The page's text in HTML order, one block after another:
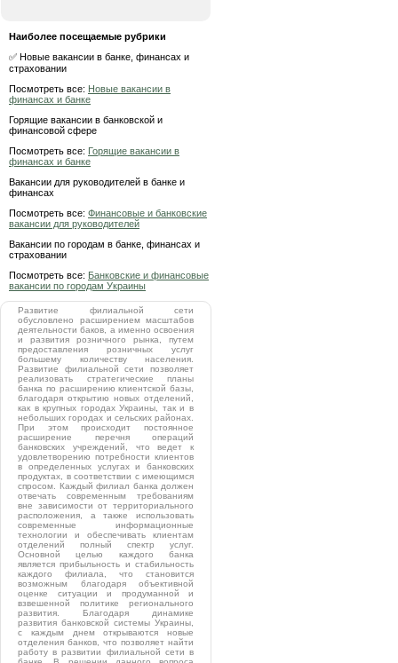
Наиболее посещаемые рубрики
✅ Новые вакансии в банке, финансах и
страховании
Посмотреть все: Новые вакансии в
финансах и банке
Горящие вакансии в банковской и
финансовой сфере
Посмотреть все: Горящие вакансии в
финансах и банке
Вакансии для руководителей в банке и
финансах
Посмотреть все: Финансовые и банковские
вакансии для руководителей
Вакансии по городам в банке, финансах и
страховании
Посмотреть все: Банковские и финансовые
вакансии по городам Украины
Развитие филиальной сети
обусловлено расширением масштабов
деятельности баков, а именно освоения
и развития розничного рынка, путем
предоставления розничных услуг
большему количеству населения.
Развитие филиальной сети позволяет
реализовать стратегические планы
банка по расширению клиентской базы,
благодаря открытию новых отделений,
как в крупных городах Украины, так и в
небольших городах и сельских районах.
При этом происходит постоянное
расширение перечня операций
банковских учреждений, что ведет к
удовлетворению потребности клиентов
в определенных услугах и банковских
продуктах, в соответствии с имеющимся
спросом. Каждый филиал банка должен
отвечать современным требованиям
вне зависимости от территориального
расположения, а также использовать
современные информационные
технологии и обеспечивать клиентам
отделений полный спектр услуг.
Основной целью каждого банка
является прибыльность и стабильность
каждого филиала, что становится
возможным благодаря объективной
оценке ситуации и продуманной и
взвешенной политике регионального
развития. Благодаря динамике
развития банковской системы Украины,
с каждым днем открываются новые
отделения банков, что позволяет найти
работу в развитии филиальной сети в